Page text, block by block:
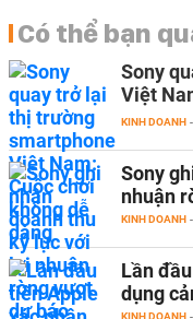
Có thể bạn
Sony
Việt
KINH DOANH -
Sony
nhuận
KINH DOANH -
Lần
dụng
KINH DOANH